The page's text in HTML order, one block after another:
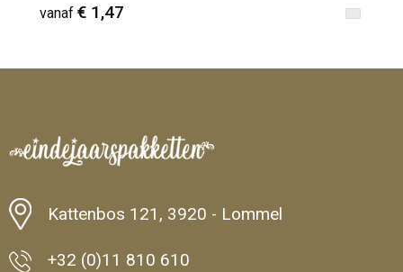
vanaf € 1,47
Kattenbos 121, 3920 - Lommel
+32 (0)11 810 610